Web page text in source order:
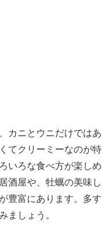
カニとウニだけではあ
てクリーミーなのが特
いろな食べ方が楽しめ
酒屋や、牡蠣の美味し
豊富にあります。多す
ましょう。